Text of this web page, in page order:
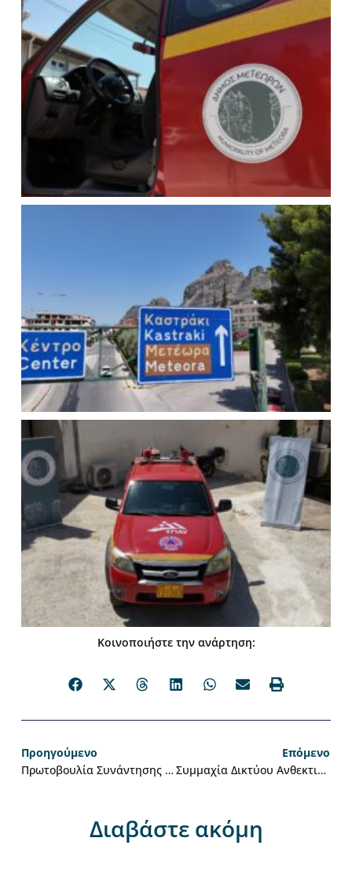
Κοινοποιήστε την ανάρτηση:
Προηγούμενο
Πρωτοβουλία Συνάντησης Του ΔΣ Του ΕλΔΑΠ Με Τον Πρωθυπουργό Και Ενημέρωση Του ΔΣ Της ΚΕΔΕ
Επόμενο
Συμμαχία Δικτύου Ανθεκτικών Πόλεων Και Υπουργείου Περιβάλλοντος
Διαβάστε ακόμη